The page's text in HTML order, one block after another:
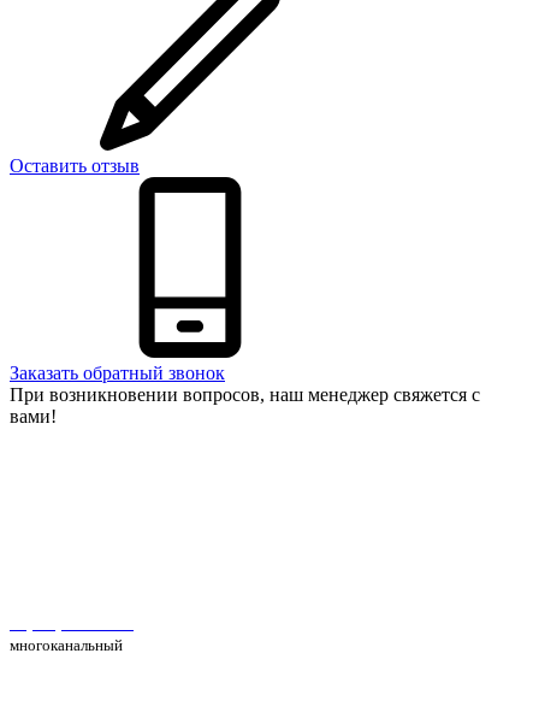
Оставить отзыв
Заказать обратный звонок
При возникновении вопросов, наш менеджер свяжется с
вами!
многоканальный